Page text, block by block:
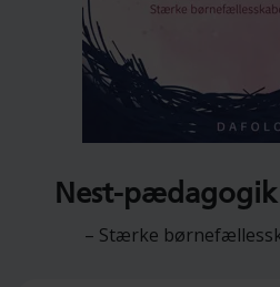
Nest-
– Stærke